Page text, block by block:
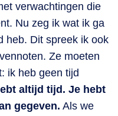
verwachtingen die
Nu zeg ik wat ik ga
heb. Dit spreek ik ook
Ze moeten
ik heb geen tijd
altijd tijd. Je hebt
gegeven. Als we